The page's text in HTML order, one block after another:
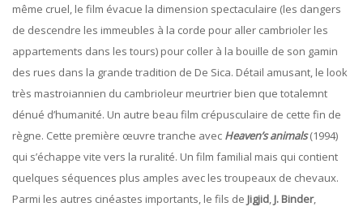
même cruel, le film évacue la dimension spectaculaire (les dangers
de descendre les immeubles à la corde pour aller cambrioler les
appartements dans les tours) pour coller à la bouille de son gamin
des rues dans la grande tradition de De Sica. Détail amusant, le look
très mastroiannien du cambrioleur meurtrier bien que totalemnt
dénué d’humanité. Un autre beau film crépusculaire de cette fin de
règne. Cette première œuvre tranche avec Heaven’s animals (1994)
qui s’échappe vite vers la ruralité. Un film familial mais qui contient
quelques séquences plus amples avec les troupeaux de chevaux.
Parmi les autres cinéastes importants, le fils de Jigjid, J. Binder,